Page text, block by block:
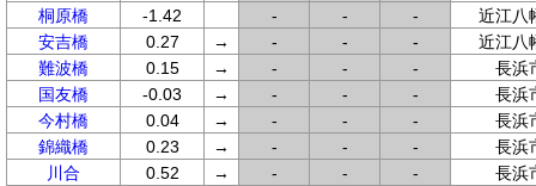
桐原橋
-1.42 - - -
近江八
安吉橋
0.27 → - - -
近江八
難波橋
0.15 → - - -
長浜
国友橋
-0.03 → - - -
長浜
今村橋
0.04 → - - -
長浜
錦織橋
0.23 → - - -
長浜
川合
0.52 → - - -
長浜